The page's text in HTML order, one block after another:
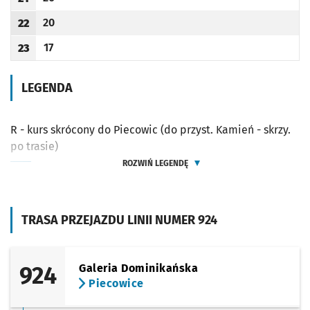
TRASA PRZEJAZDU LINII NUMER 924
924
Galeria Dominikańska
Piecowice
Godzina odjazdu
Odjazd
minut po godzinie 21
Godzina odjazdu
22
Odjazd
20
minut po godzinie 22
Godzina odjazdu
23
Odjazd
17
minut po godzinie 23
LEGENDA
R - kurs skrócony do Piecowic (do przyst. Kamień - skrzy.
po trasie)
ROZWIŃ LEGENDĘ